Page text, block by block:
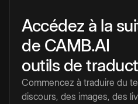
Accédez à la
de CAMB.AI
outils de
Commencez à traduire du
discours, des images, des